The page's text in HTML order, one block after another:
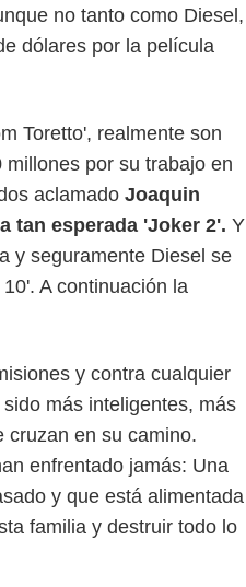
no tanto como Diesel,
dólares por la película
Toretto', realmente son
por su trabajo en
aclamado Joaquin
tan esperada 'Joker 2'. Y
y seguramente Diesel se
A continuación la
y contra cualquier
más inteligentes, más
cruzan en su camino.
enfrentado jamás: Una
y que está alimentada
familia y destruir todo lo